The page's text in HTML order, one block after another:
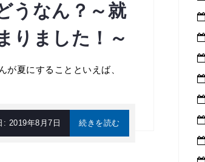
うなん？～就
りました！～
が夏にすることといえば、
: 2019年8月7日 続きを読む